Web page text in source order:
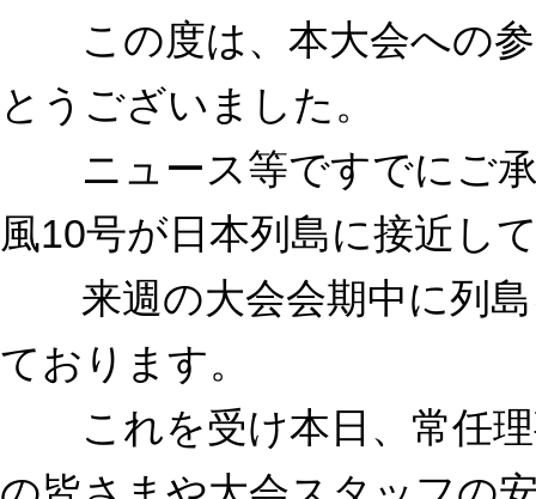
この度は、本大会への参
とうございました。
ニュース等ですでにご承
風10号が日本列島に接近し
来週の大会会期中に列島
ております。
これを受け本日、常任理